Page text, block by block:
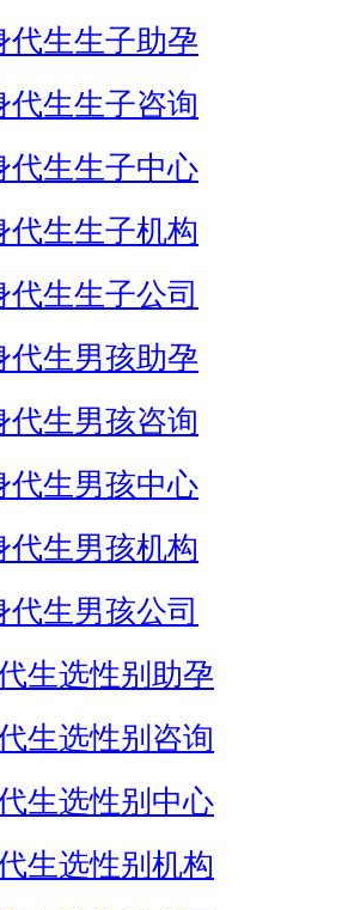
代生生子助孕
代生生子咨询
代生生子中心
代生生子机构
代生生子公司
代生男孩助孕
代生男孩咨询
代生男孩中心
代生男孩机构
代生男孩公司
生选性别助孕
生选性别咨询
生选性别中心
生选性别机构